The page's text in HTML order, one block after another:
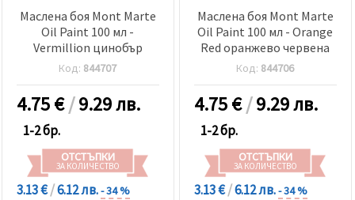
Маслена боя Mont Marte
Oil Paint 100 мл -
Vermillion цинобър
Код: 844707
4.75€/9.29 лв.
1-2 бр.
ОТСТЪПКИ
ЗА КОЛИЧЕСТВО
3.13 €/6.12 лв.- 34 %
Маслена боя Mont Marte
Oil Paint 100 мл - Orange
Red оранжево червена
Код: 844706
4.75€/9.29 лв.
1-2 бр.
ОТСТЪПКИ
ЗА КОЛИЧЕСТВО
3.13 €/6.12 лв.- 34 %